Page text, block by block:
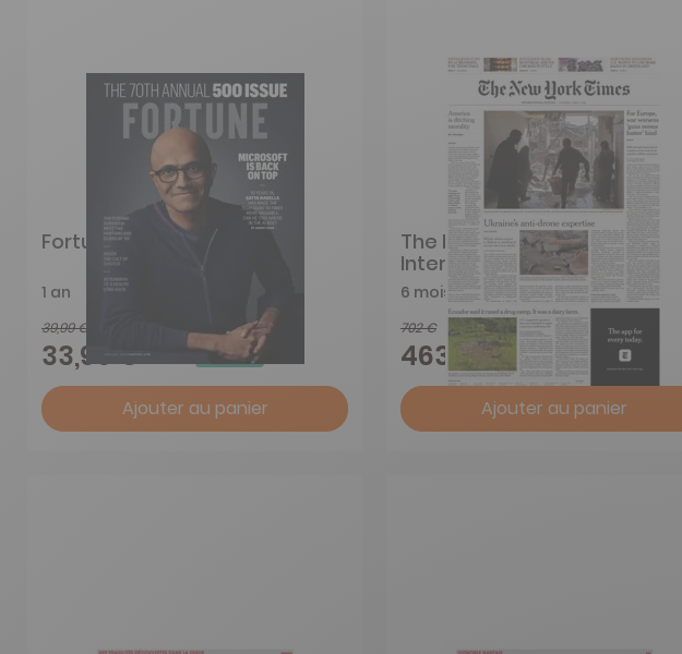
Fortune
1 an
39,99 €
33,99 € -15%
Ajouter au panier
The New York Times
International Edition
6 mois
702 €
463,25 € -34%
Ajouter au panier